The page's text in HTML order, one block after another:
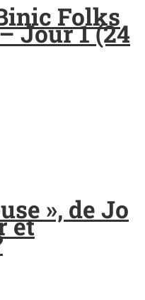
Folks
Jour 1 (24
», de Jo
et